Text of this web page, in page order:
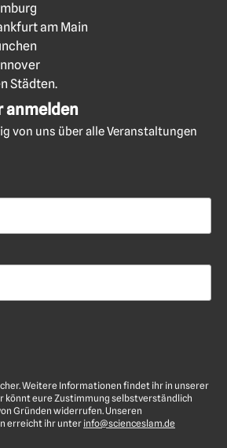
am Main
Städten.
anmelden
von uns über alle Veranstaltungen
Weitere Informationen findet ihr in unserer
könnt eure Zustimmung selbstverständlich
Gründen widerrufen. Unseren
erreicht ihr unter info@scienceslam.de